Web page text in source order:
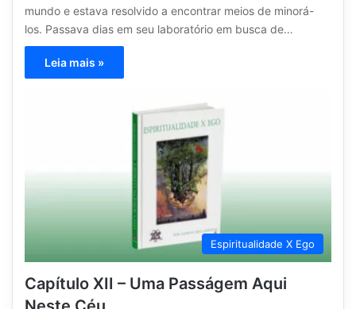
mundo e estava resolvido a encontrar meios de minorá-
los. Passava dias em seu laboratório em busca de…
Leia mais »
Espiritualidade X Ego
Capítulo XII – Uma Passágem Aqui